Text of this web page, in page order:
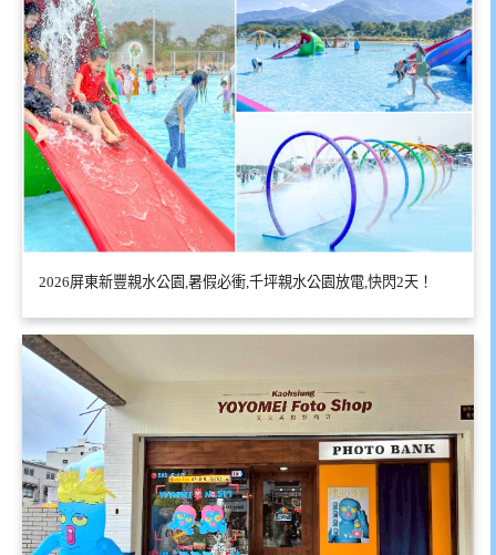
2026屏東新豐親水公園,暑假必衝,千坪親水公園放電,快閃2天！